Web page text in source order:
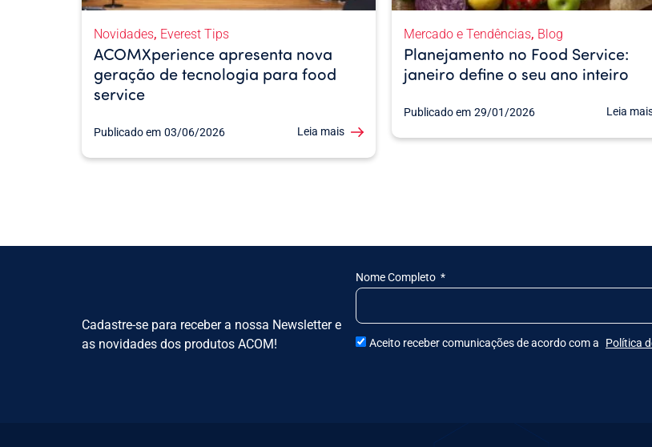
Novidades, Everest Tips
ACOMXperience apresenta nova
geração de tecnologia para food
service
Publicado em 03/06/2026 Leia mais
Mercado e Tendências, Blog
Planejamento no Food Service:
janeiro define o seu ano inteiro
Publicado em 29/01/2026 Leia
Cadastre-se para receber a nossa Newsletter e
as novidades dos produtos ACOM!
Nome Completo
Aceito receber comunicações de acordo com a Política